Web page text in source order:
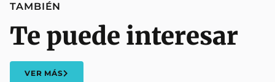
TAMBIÉN
Te puede interesar
VER MÁS